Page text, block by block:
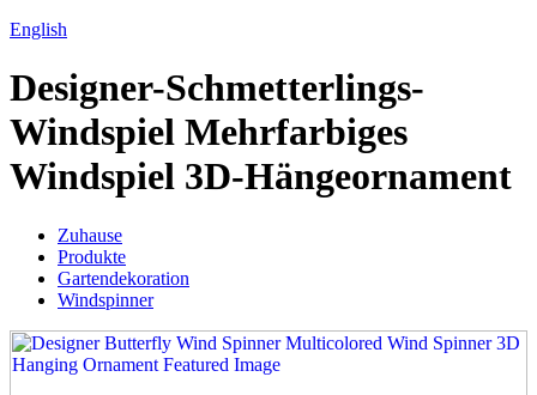
English
Designer-Schmetterlings-
Windspiel Mehrfarbiges
Windspiel 3D-Hängeornament
Zuhause
Produkte
Gartendekoration
Windspinner